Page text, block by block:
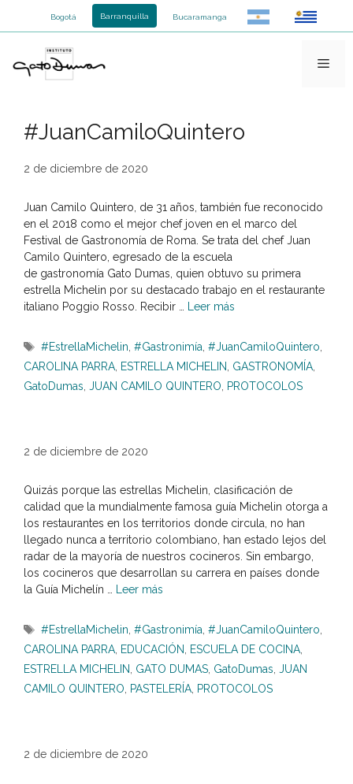
Bogotá Barranquilla Bucaramanga
#JuanCamiloQuintero
2 de diciembre de 2020
Juan Camilo Quintero, de 31 años, también fue reconocido
en el 2018 como el mejor chef joven en el marco del
Festival de Gastronomía de Roma. Se trata del chef Juan
Camilo Quintero, egresado de la escuela
de gastronomía Gato Dumas, quien obtuvo su primera
estrella Michelin por su destacado trabajo en el restaurante
italiano Poggio Rosso. Recibir …
Leer más
Etiquetas
#EstrellaMichelin ,#Gastronimía ,#JuanCamiloQuintero
CAROLINA PARRA ESTRELLA MICHELIN GASTRONOMÍA
GatoDumas JUAN CAMILO QUINTERO PROTOCOLOS
2 de diciembre de 2020
Quizás porque las estrellas Michelin, clasificación de
calidad que la mundialmente famosa guía Michelin otorga a
los restaurantes en los territorios donde circula, no han
llegado nunca a territorio colombiano, han estado lejos del
radar de la mayoría de nuestros cocineros. Sin embargo,
los cocineros que desarrollan su carrera en países donde
la Guía Michelín …
Leer más
Etiquetas
#EstrellaMichelin ,#Gastronimía ,#JuanCamiloQuintero
CAROLINA PARRA EDUCACIÓN ESCUELA DE COCINA
ESTRELLA MICHELIN
GATO DUMAS GatoDumas JUAN
CAMILO QUINTERO
PASTELERÍA PROTOCOLOS
2 de diciembre de 2020